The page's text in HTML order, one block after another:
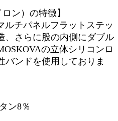
ン）の特徴】
ルチパネルフラットステッ
、さらに股の内側にダブル
の立体シリコンロ
バンドを使用しておりま
ン8％